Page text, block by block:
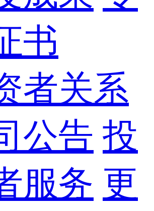
书
者关系
公告 投
服务 更